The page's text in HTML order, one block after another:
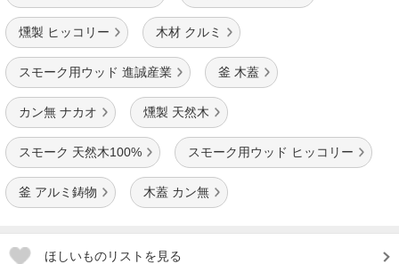
燻製 ヒッコリー 木材 クルミ
スモーク用ウッド 進誠産業 釜 木蓋
カン無 ナカオ 燻製 天然木
スモーク 天然木100% スモーク用ウッド ヒッコリー
釜 アルミ鋳物 木蓋 カン無
ほしいものリストを見る